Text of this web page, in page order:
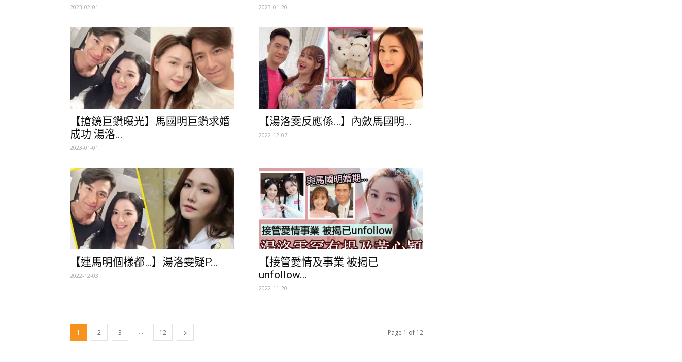
2023-02-01 2023-01-20
【搶鏡巨鑽曝光】馬國明巨鑽求婚
成功 湯洛...
2023-01-01
【湯洛雯反應係…】內斂馬國明...
2022-12-07
【連馬明個樣都…】湯洛雯疑P...
2022-12-03
【接管愛情及事業 被揭已
unfollow...
2022-11-20
1 2 3 ... 12 Page 1 of 12